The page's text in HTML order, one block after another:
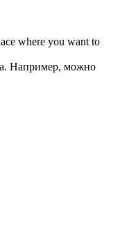
where you want to
Например, можно